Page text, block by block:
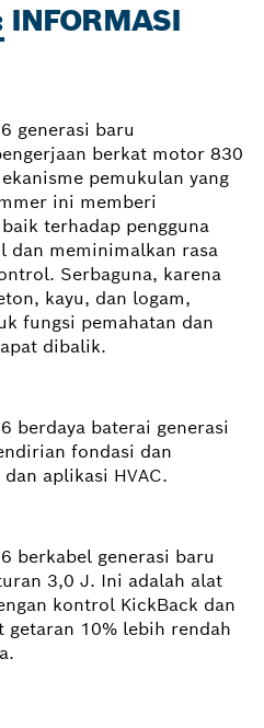
INFORMASI
generasi baru
berkat motor 830
pemukulan yang
ini memberi
terhadap pengguna
dan meminimalkan rasa
Serbaguna, karena
kayu, dan logam,
fungsi pemahatan dan
dibalik.
berdaya baterai generasi
fondasi dan
aplikasi HVAC.
berkabel generasi baru
3,0 J. Ini adalah alat
kontrol KickBack dan
10% lebih rendah